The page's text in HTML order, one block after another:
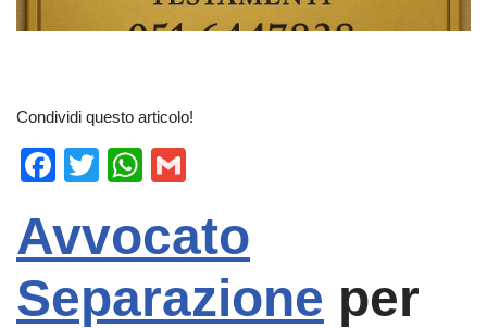
Condividi questo articolo!
F
c
e
b
T
tt
er
W
at
s
A
ail
Avvocato
Separazione per